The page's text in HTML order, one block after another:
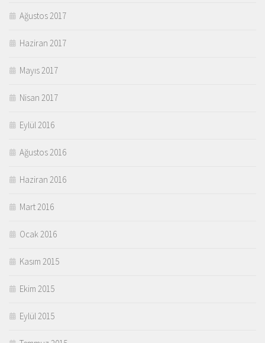
Ağustos 2017
Haziran 2017
Mayıs 2017
Nisan 2017
Eylül 2016
Ağustos 2016
Haziran 2016
Mart 2016
Ocak 2016
Kasım 2015
Ekim 2015
Eylül 2015